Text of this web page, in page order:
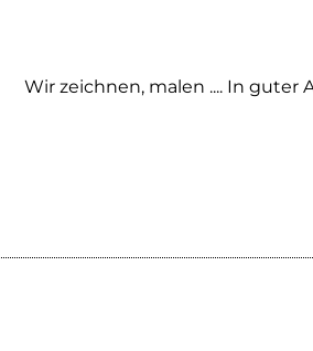
Wir zeichnen, malen .... In